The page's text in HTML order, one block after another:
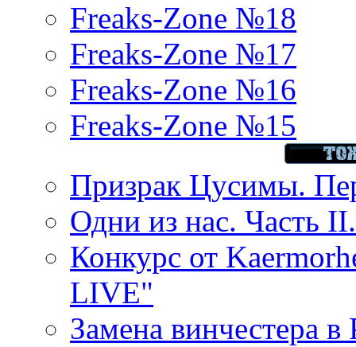
Freaks-Zone №18
Freaks-Zone №17
Freaks-Zone №16
Freaks-Zone №15
Призрак Цусимы.
Одни из нас. Часть
Конкурс от
LIVE"
Замена винчестера